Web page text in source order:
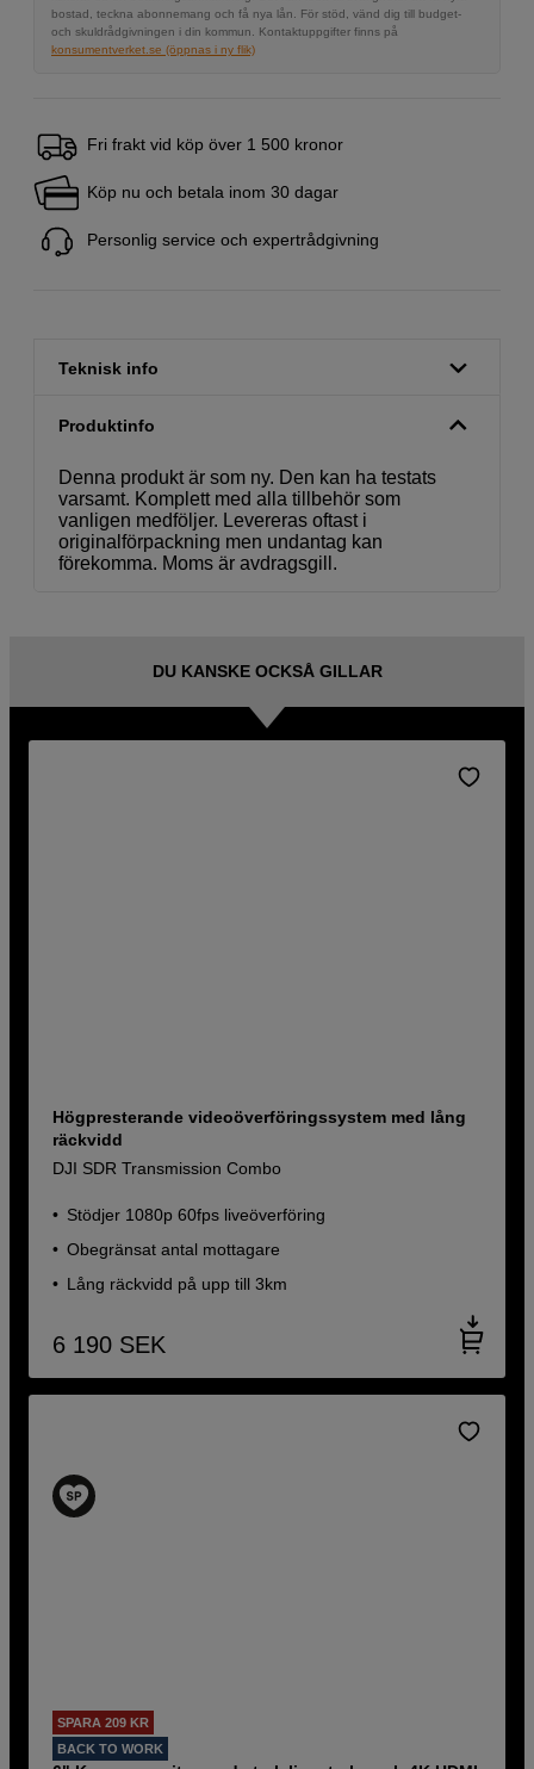
bostad, teckna abonnemang och få nya lån. För stöd, vänd dig till budget-
och skuldrådgivningen i din kommun. Kontaktuppgifter finns på
konsumentverket.se (öppnas i ny flik)
Fri frakt vid köp över 1 500 kronor
Köp nu och betala inom 30 dagar
Personlig service och expertrådgivning
Teknisk info
Produktinfo
Denna produkt är som ny. Den kan ha testats
varsamt. Komplett med alla tillbehör som
vanligen medföljer. Levereras oftast i
originalförpackning men undantag kan
förekomma. Moms är avdragsgill.
DU KANSKE OCKSÅ GILLAR
Högpresterande videoöverföringssystem med lång
räckvidd
DJI SDR Transmission Combo
Stödjer 1080p 60fps liveöverföring
Obegränsat antal mottagare
Lång räckvidd på upp till 3km
6 190 SEK
SPARA 209 KR
BACK TO WORK